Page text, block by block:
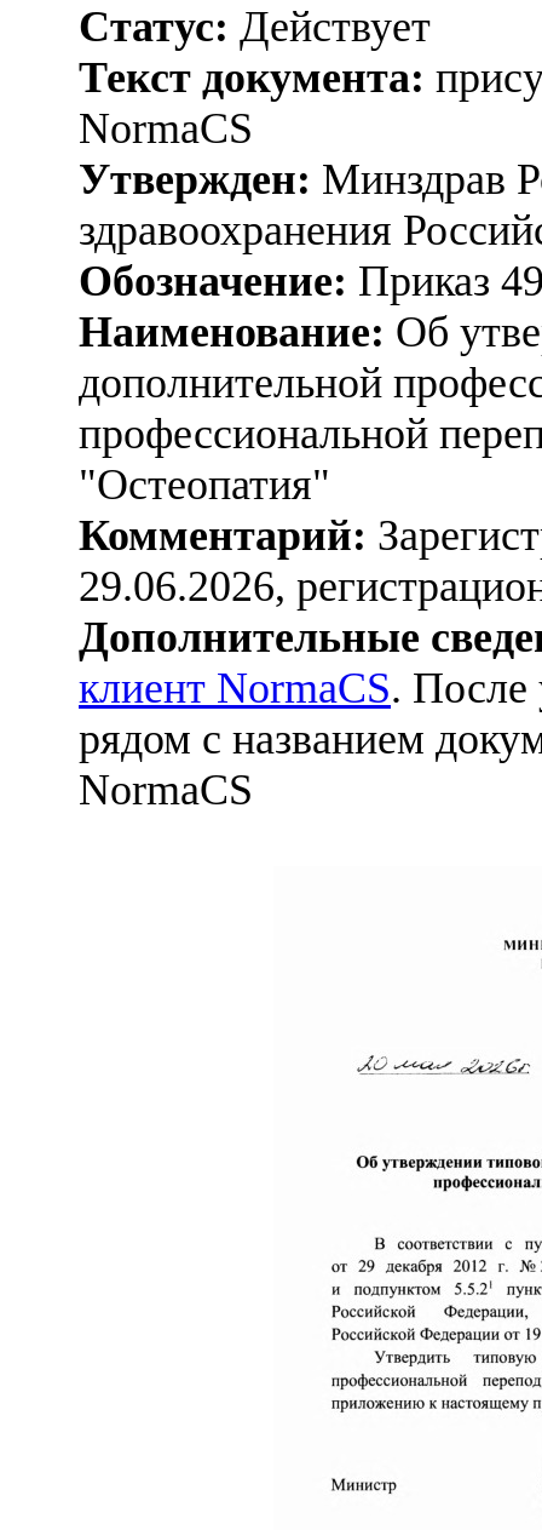
Статус: Действует
Текст документа:
NormaCS
Утвержден: Минздрав
здравоохранения
Обозначение: Приказ
Наименование: Об
дополнительной
профессиональной
"Остеопатия"
Комментарий:
29.06.2026,
Дополнительные
клиент NormaCS. После
рядом с названием
NormaCS